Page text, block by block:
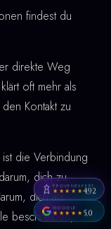
findest du
direkte Weg
oft mehr als
Kontakt zu
die Verbindung
dich zu
dich als
beschreiben,
PROVENEXPERT
★★★★★4,92
GOOGLE
★★★★★5,0